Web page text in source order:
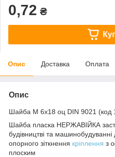
0,72 ₴
Опис Доставка Оплата
Опис
Шайба М 6х18 оц DIN 9021 (код
Шайба пласка НЕРЖАВІЙКА
будівництві та
опорного зіткнення кріплення з
плоским